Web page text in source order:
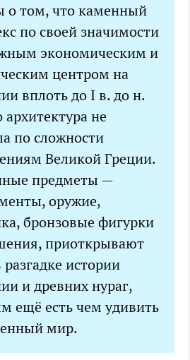
о том, что каменный
по своей значимости
экономическим и
центром на
вплоть до I в. до н.
архитектура не
по сложности
Великой Греции.
предметы —
оружие,
бронзовые фигурки
приоткрывают
разгадке истории
и древних нураг,
ещё есть чем удивить
мир.